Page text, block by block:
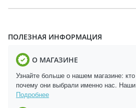
ПОЛЕЗНАЯ ИНФОРМАЦИЯ
О МАГАЗИНЕ
Узнайте больше о нашем магазине:
почему они выбрали именно нас. Наши
Подробнее